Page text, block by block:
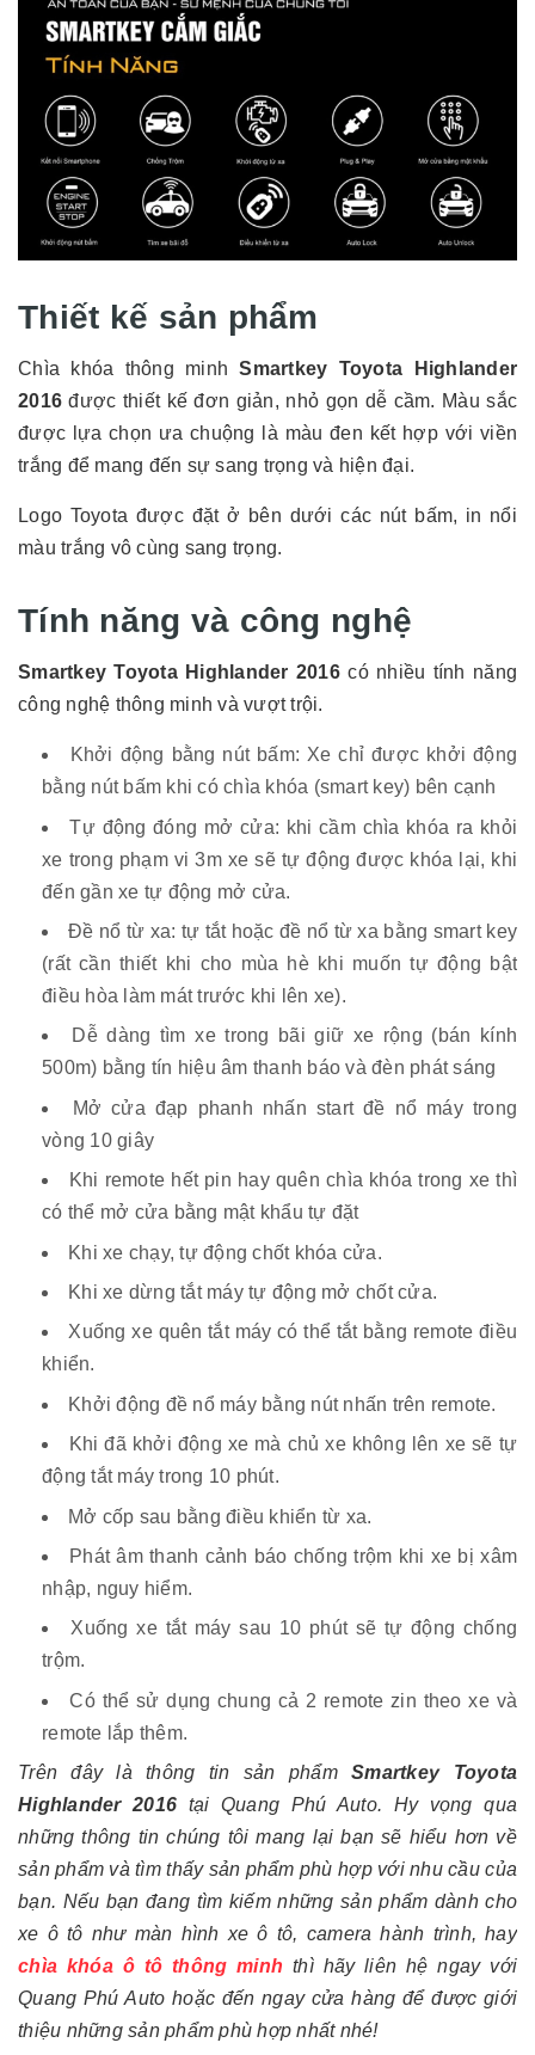
Thiết kế sản phẩm
Chìa khóa thông minhSmartkey Toyota Highlander
2016 được thiết kế đơn giản, nhỏ gọn dễ cầm. Màu sắc
được lựa chọn ưa chuộng là màu đen kết hợp với viền
trắng để mang đến sự sang trọng và hiện đại.
Logo Toyota được đặt ở bên dưới các nút bấm, in nổi
màu trắng vô cùng sang trọng.
Tính năng và công nghệ
Smartkey Toyota Highlander 2016có nhiều tính năng
công nghệ thông minh và vượt trội.
Khởi động bằng nút bấm: Xe chỉ được khởi động
bằng nút bấm khi có chìa khóa (smart key) bên cạnh
Tự động đóng mở cửa: khi cầm chìa khóa ra khỏi
xe trong phạm vi 3m xe sẽ tự động được khóa lại, khi
đến gần xe tự động mở cửa.
Đề nổ từ xa: tự tắt hoặc đề nổ từ xa bằng smart key
(rất cần thiết khi cho mùa hè khi muốn tự động bật
điều hòa làm mát trước khi lên xe).
Dễ dàng tìm xe trong bãi giữ xe rộng (bán kính
500m) bằng tín hiệu âm thanh báo và đèn phát sáng
Mở cửa đạp phanh nhấn start đề nổ máy trong
vòng 10 giây
Khi remote hết pin hay quên chìa khóa trong xe thì
có thể mở cửa bằng mật khẩu tự đặt
Khi xe chạy, tự động chốt khóa cửa.
Khi xe dừng tắt máy tự động mở chốt cửa.
Xuống xe quên tắt máy có thể tắt bằng remote điều
khiển.
Khởi động đề nổ máy bằng nút nhấn trên remote.
Khi đã khởi động xe mà chủ xe không lên xe sẽ tự
động tắt máy trong 10 phút.
Mở cốp sau bằng điều khiển từ xa.
Phát âm thanh cảnh báo chống trộm khi xe bị xâm
nhập, nguy hiểm.
Xuống xe tắt máy sau 10 phút sẽ tự động chống
trộm.
Có thể sử dụng chung cả 2 remote zin theo xe và
remote lắp thêm.
Trên đây là thông tin sản phẩmSmartkey Toyota
Highlander 2016 tại Quang Phú Auto. Hy vọng qua
những thông tin chúng tôi mang lại bạn sẽ hiểu hơn về
sản phẩm và tìm thấy sản phẩm phù hợp với nhu cầu của
bạn. Nếu bạn đang tìm kiếm những sản phẩm dành cho
xe ô tô như màn hình xe ô tô, camera hành trình, hay
chìa khóa ô tô thông minh thì hãy liên hệ ngay với
Quang Phú Auto hoặc đến ngay cửa hàng để được giới
thiệu những sản phẩm phù hợp nhất nhé!